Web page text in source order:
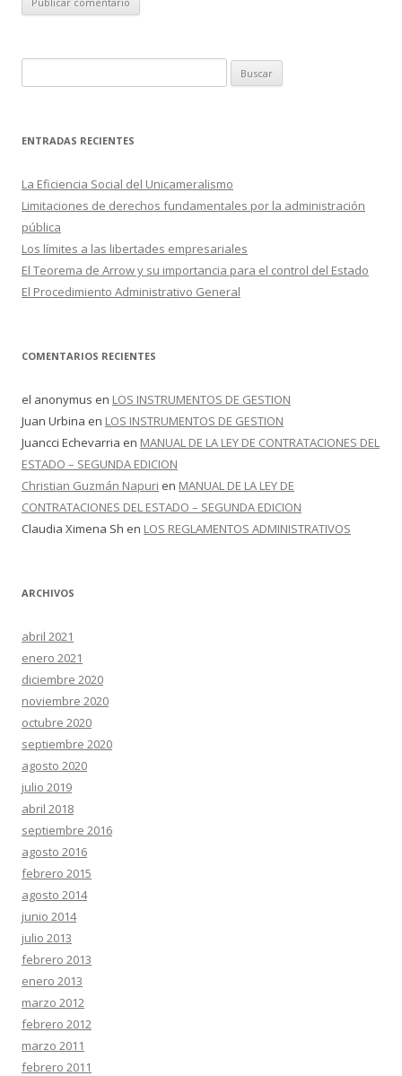
u
c
r
:
ENTRADAS RECIENTES
La Eficiencia Social del Unicameralismo
Limitaciones de derechos fundamentales por la administración
pública
Los límites a las libertades empresariales
El Teorema de Arrow y su importancia para el control del Estado
El Procedimiento Administrativo General
COMENTARIOS RECIENTES
el anonymus en LOS INSTRUMENTOS DE GESTION
Juan Urbina en LOS INSTRUMENTOS DE GESTION
Juancci Echevarria en MANUAL DE LA LEY DE CONTRATACIONES DEL
ESTADO – SEGUNDA EDICION
Christian Guzmán Napuri en MANUAL DE LA LEY DE
CONTRATACIONES DEL ESTADO – SEGUNDA EDICION
Claudia Ximena Sh en LOS REGLAMENTOS ADMINISTRATIVOS
ARCHIVOS
abril 2021
enero 2021
diciembre 2020
noviembre 2020
octubre 2020
septiembre 2020
agosto 2020
julio 2019
abril 2018
septiembre 2016
agosto 2016
febrero 2015
agosto 2014
junio 2014
julio 2013
febrero 2013
enero 2013
marzo 2012
febrero 2012
marzo 2011
febrero 2011